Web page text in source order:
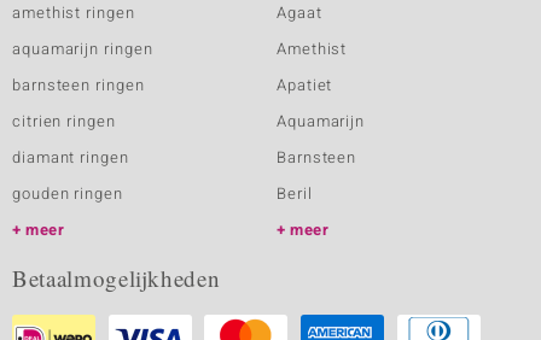
amethist ringen
aquamarijn ringen
barnsteen ringen
citrien ringen
diamant ringen
gouden ringen
meer
Agaat
Amethist
Apatiet
Aquamarijn
Barnsteen
Beril
meer
Betaalmogelijkheden